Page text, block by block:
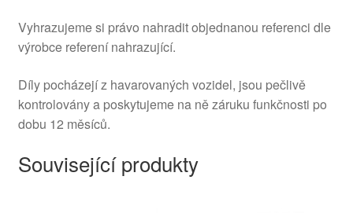
Vyhrazujeme si právo nahradit objednanou referenci dle
výrobce referení nahrazující.
Díly pocházejí z havarovaných vozidel, jsou pečlivě
kontrolovány a poskytujeme na ně záruku funkčnosti po
dobu 12 měsíců.
Související produkty